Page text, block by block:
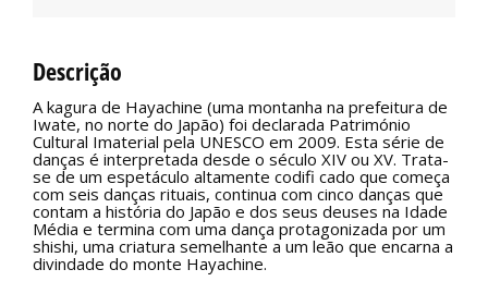
Descrição
A kagura de Hayachine (uma montanha na prefeitura de
Iwate, no norte do Japão) foi declarada Património
Cultural Imaterial pela UNESCO em 2009. Esta série de
danças é interpretada desde o século XIV ou XV. Trata-
se de um espetáculo altamente codifi cado que começa
com seis danças rituais, continua com cinco danças que
contam a história do Japão e dos seus deuses na Idade
Média e termina com uma dança protagonizada por um
shishi, uma criatura semelhante a um leão que encarna a
divindade do monte Hayachine.